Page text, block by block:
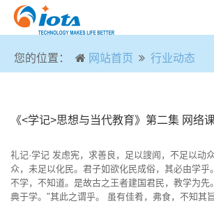
您的位置： 网站首页 行业动态
《<学记>思想与当代教育》第二集 网络
礼记·学记 发虑宪，求善良，足以謏闻，不足以动
众，未足以化民。君子如欲化民成俗，其必由学乎
不学，不知道。是故古之王者建国君民，教学为先
典于学。"其此之谓乎。 虽有佳肴，弗食，不知其